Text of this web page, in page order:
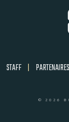
STAFF | PARTENAIRES
© 2026